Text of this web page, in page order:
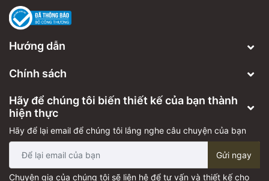
Hướng dẫn
Chính sách
Hãy để chúng tôi biến thiết kế của bạn thành
hiện thực
Hãy để lại email để chúng tôi lắng nghe câu chuyện của bạn
Gửi ngay
Chuyên gia của chúng tôi sẽ liên hệ để tư vấn và thiết kế cho